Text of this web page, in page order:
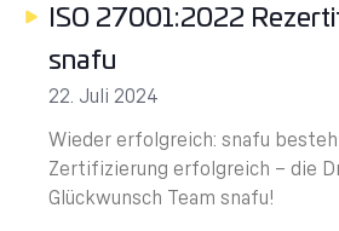
ISO 27001:2022
snafu
22. Juli 2024
Wieder erfolgreich: snafu
Zertifizierung erfolgreich – die
Glückwunsch Team snafu!